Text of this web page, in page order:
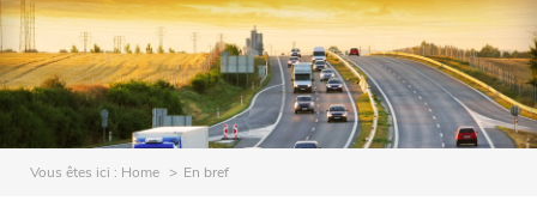
Vous êtes ici : Home En bref